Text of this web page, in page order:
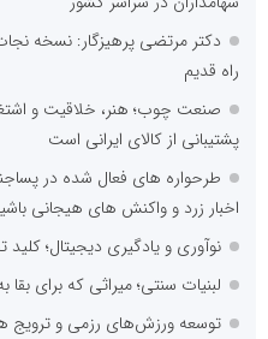
دکتر مرتضی پرهیزگار: نسخه
راه قدیم
صنعت چوب؛ هنر، خلاقیت و
پشتیبانی از کالای ایرانی است
طرحواره های فعال شده در
اخبار زرد و واکنش های هیجانی
نوآوری و یادگیری دیجیتال؛
لبنیات سنتی؛ میراثی که برای بقا
توسعه ورزش‌های رزمی و ترویج